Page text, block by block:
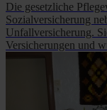
Die gesetzliche
Sozialversicherung
Unfallversicherung.
Versicherungen und